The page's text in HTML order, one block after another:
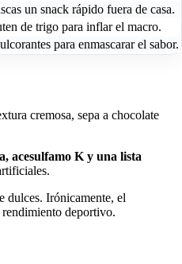
un snack rápido fuera de casa.
de trigo para inflar el macro.
para enmascarar el sabor.
cremosa, sepa a chocolate
acesulfamo K y una lista
dulces. Irónicamente, el
deportivo.